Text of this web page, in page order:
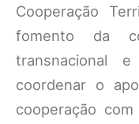
Cooperação
fomento da
transnacional
coordenar o
cooperação